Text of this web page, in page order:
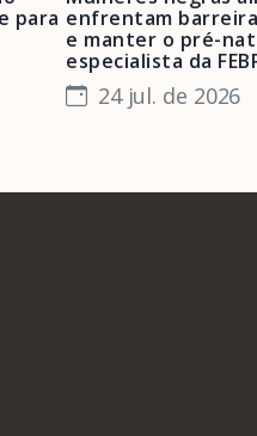
para enfrentam
e manter o pré-
especialista da
24 jul. de 2026